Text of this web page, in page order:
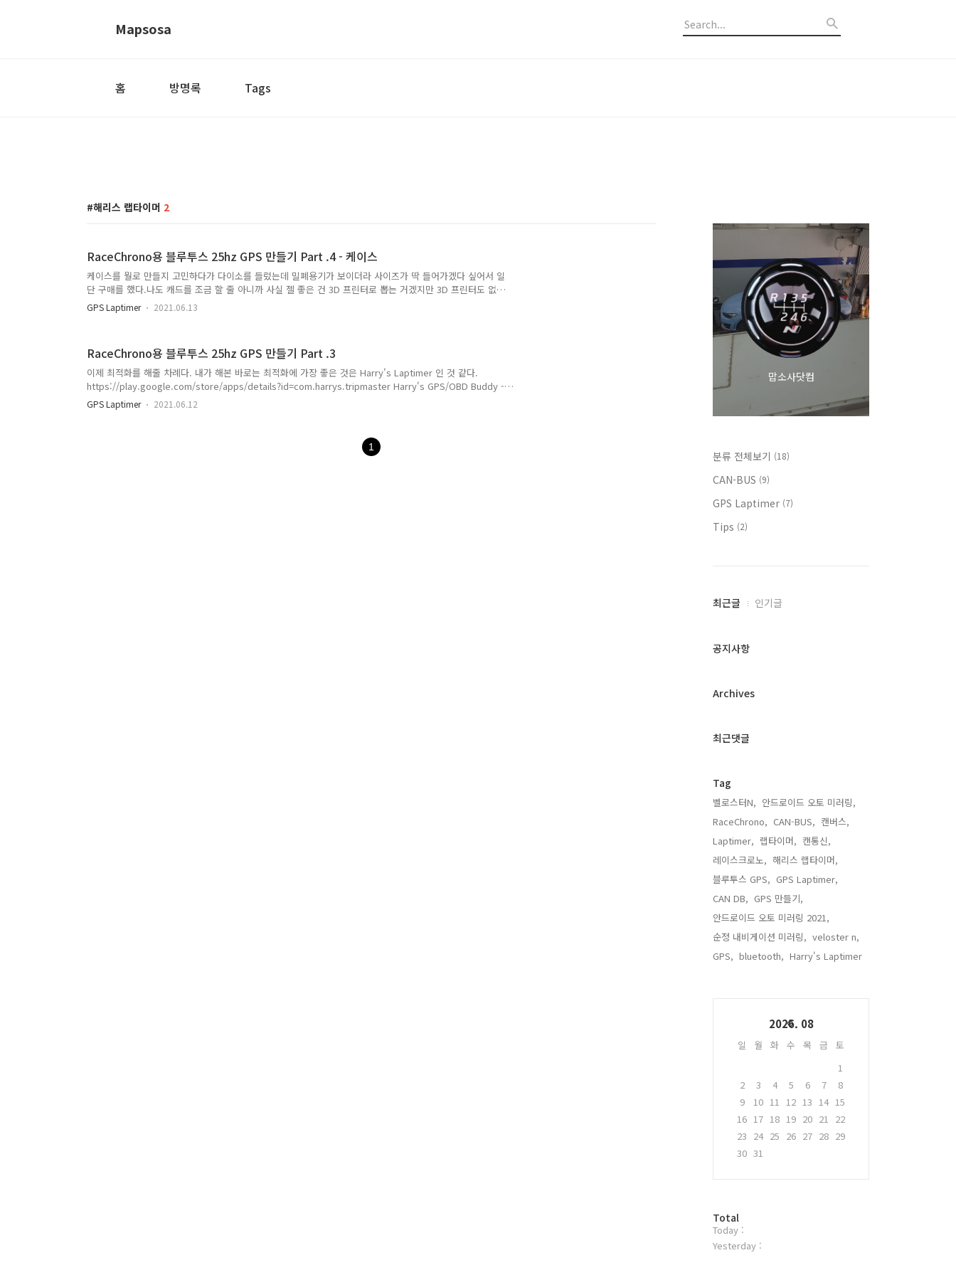
Mapsosa
홈 방명록 Tags
해리스 랩타이머 2
RaceChrono용 블루투스 25hz GPS 만들기 Part .4 - 케이스
케이스를 뭘로 만들지 고민하다가 다이소를 들렀는데 밀폐용기가 보이더라 사이즈가 딱 들어가겠다 싶어서 일
단 구매를 했다.나도 캐드를 조금 할 줄 아니까 사실 젤 좋은 건 3D 프린터로 뽑는 거겠지만 3D 프린터도 없
고 한 개 정도 뽑기에는 돈 주고 맡기는 비용도 생각보다 비싸더라그래서 그냥 밀페용기에 구멍 뚫어서 하기
로 했다. 안테나를 최대한 위에 배치해야 하기 때문에 예전에 알리익스프레스에서 사놓은 Stand-off 나사를
하겠더라... 그래서 USB PCB를 넣을 구멍도 뚫어줬다.뚫다 보니 ..
GPS Laptimer 2021.06.13
RaceChrono용 블루투스 25hz GPS 만들기 Part .3
이제 최적화를 해줄 차례다. 내가 해본 바로는 최적화에 가장 좋은 것은 Harry's Laptimer 인 것 같다.
https://play.google.com/store/apps/details?id=com.harrys.tripmaster Harry's GPS/OBD Buddy -
Google Play 앱 GPS 및 OBD 정보의 광범위한 실시간으로 표시됩니다. play.google.com 그런데 GPS 부
분만 따로 잘라서 무료로 뿌리기 때문에 굳이 살 필요는 없다. 내가 써본 바로는 아이폰에서는 어떨지 모르겠
다. Part. 2에서 말했고 여기서 다시 말하지만 Bluetooth모듈이나 USB2UART 모..
GPS Laptimer 2021.06.12
1
맙소사닷컴
분류 전체보기 (18)
CAN-BUS (9)
GPS Laptimer (7)
Tips (2)
최
과
글
최근글 인기글
공지사항
Archives
최근댓글
Tag
벨로스터N, 안드로이드 오토 미러링,
RaceChrono, CAN-BUS, 캔버스,
Laptimer, 랩타이머, 캔통신,
레이스크로노, 해리스 랩타이머,
블루투스 GPS, GPS Laptimer,
CAN DB, GPS 만들기,
안드로이드 오토 미러링 2021,
순정 내비게이션 미러링, veloster n,
GPS, bluetooth, Harry's Laptimer,
2026. 08
일 월 화 수 목 금
토
1
2
3 4 5 6 7
8
9
10 11 12 13 14 15
16 17 18 19 20 21 22
23 24 25 26 27 28 29
30 31
방
문
자
Total
Today :
Yesterday :